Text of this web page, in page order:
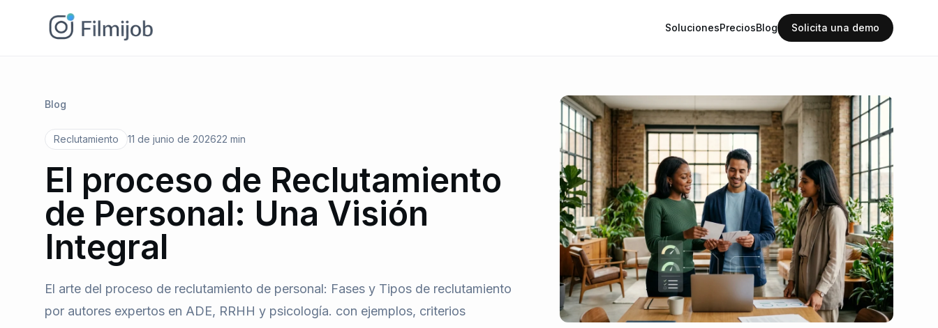
SolucionesPreciosBlog Solicita una demo
Blog
Reclutamiento 11 de junio de 202622 min
El proceso de Reclutamiento
de Personal: Una Visión
Integral
El arte del proceso de reclutamiento de personal: Fases y Tipos de reclutamiento
por autores expertos en ADE, RRHH y psicología. con ejemplos, criterios